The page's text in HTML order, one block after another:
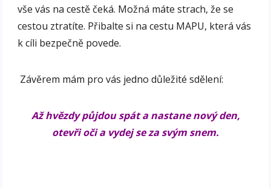
vše vás na cestě čeká. Možná máte strach, že se
cestou ztratíte. Přibalte si na cestu MAPU, která vás
k cíli bezpečně povede.
Závěrem mám pro vás jedno důležité sdělení:
Až hvězdy půjdou spát a nastane nový den,
otevři oči a vydej se za svým snem.